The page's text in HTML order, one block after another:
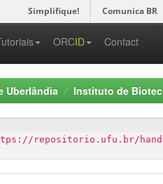
Simplifique! Comunica BR
ORCID Contact
Uberlândia Instituto de
repositorio.ufu.br/